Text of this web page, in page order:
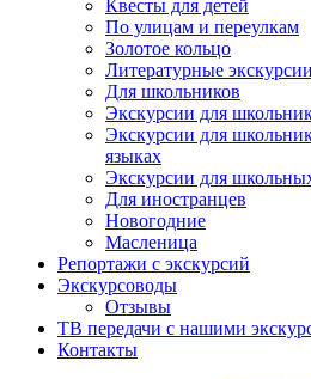
Квесты для детей
По улицам и переулкам
Золотое кольцо
Литературные экскурсии
Для школьников
Экскурсии для
Экскурсии для
языках
Экскурсии для
Для иностранцев
Новогодние
Масленица
Репортажи с экскурсий
Экскурсоводы
Отзывы
ТВ передачи с нашими
Контакты